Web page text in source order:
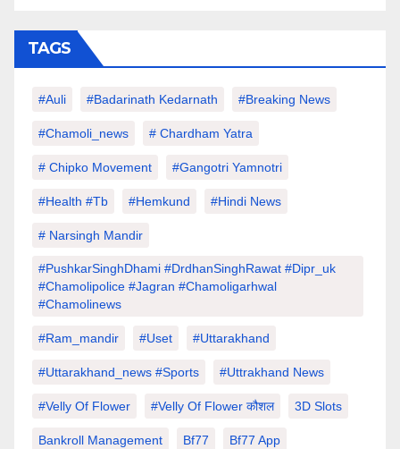
TAGS
#auli #Badarinath Kedarnath #Breaking News
#chamoli_news # Chardham Yatra
# Chipko Movement #Gangotri Yamnotri
#Health #tb #hemkund #hindi News
# Narsingh Mandir
#PushkarSinghDhami #drdhanSinghRawat #dipr_uk
#chamolipolice #Jagran #chamoligarhwal
#chamolinews
#Ram_mandir #uset #uttarakhand
#Uttarakhand_news #sports #Uttrakhand News
#velly Of Flower #velly Of Flower कौशल 3D Slots
Bankroll Management Bf77 Bf77 App